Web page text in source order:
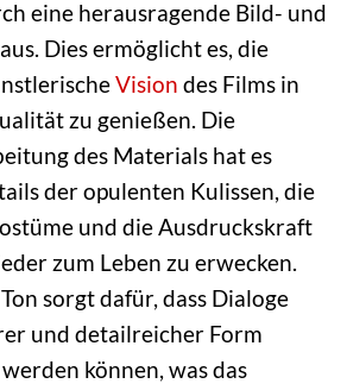
eine herausragende Bild- und
Dies ermöglicht es, die
Vision des Films in
zu genießen. Die
des Materials hat es
der opulenten Kulissen, die
und die Ausdruckskraft
zum Leben zu erwecken.
sorgt dafür, dass Dialoge
und detailreicher Form
können, was das